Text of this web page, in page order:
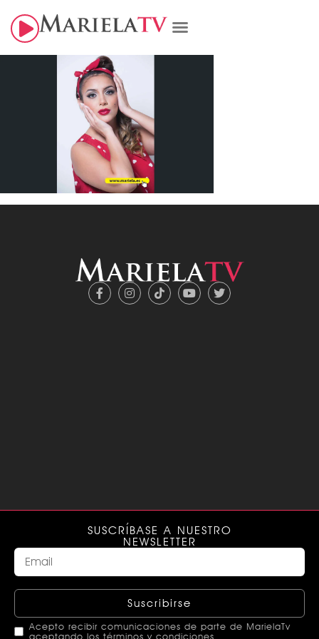
SUSCRÍBASE A NUESTRO
NEWSLETTER
Suscribirse
Acepto recibir comunicaciones de parte de MarielaTv
aceptando los términos y condiciones